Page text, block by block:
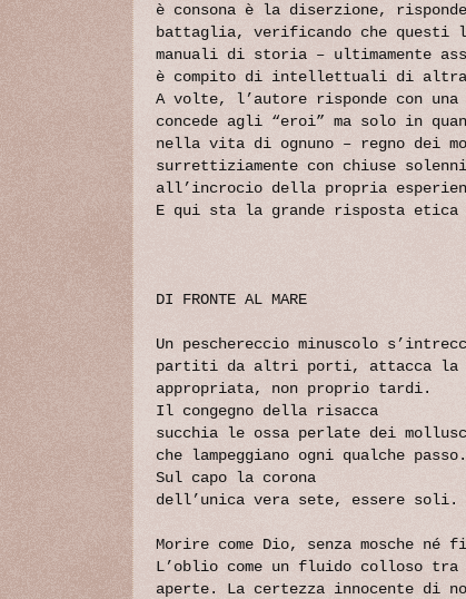
è consona è la diserzione,
battaglia, verificando che questi
manuali di storia – ultimamente
è compito di intellettuali di altra
A volte, l’autore risponde con
concede agli “eroi” ma solo in
nella vita di ognuno – regno dei
surrettiziamente con chiuse
all’incrocio della propria
E qui sta la grande risposta
DI FRONTE AL MARE
Un peschereccio minuscolo
partiti da altri porti, attacca la
appropriata, non proprio tardi.
Il congegno della risacca
succhia le ossa perlate dei
che lampeggiano ogni qualche passo.
Sul capo la corona
dell’unica vera sete, essere soli.
Morire come Dio, senza mosche né
L’oblio come un fluido colloso
aperte. La certezza innocente di